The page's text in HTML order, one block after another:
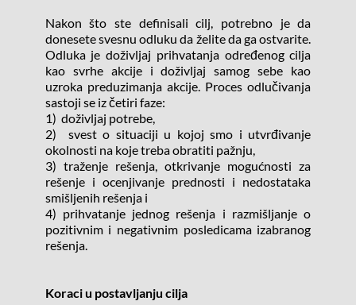
Nakon što ste definisali cilj, potrebno je da
donesete svesnu odluku da želite da ga ostvarite.
Odluka je doživljaj prihvatanja određenog cilja
kao svrhe akcije i doživljaj samog sebe kao
uzroka preduzimanja akcije. Proces odlučivanja
sastoji se iz četiri faze:
1)  doživljaj potrebe,
2)  svest o situaciji u kojoj smo i utvrđivanje
okolnosti na koje treba obratiti pažnju,
3) traženje rešenja, otkrivanje mogućnosti za
rešenje i ocenjivanje prednosti i nedostataka
smišljenih rešenja i
4) prihvatanje jednog rešenja i razmišljanje o
pozitivnim i negativnim posledicama izabranog
rešenja.
Koraci u postavljanju cilja